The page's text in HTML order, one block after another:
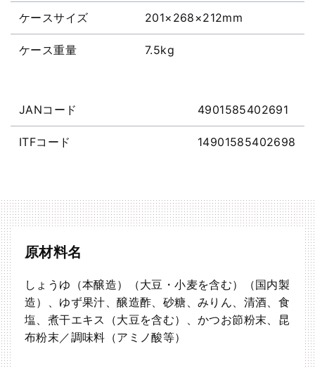
ケースサイズ 201×268×212mm
ケース重量 7.5kg
JANコード 4901585402691
ITFコード 14901585402698
原材料名
しょうゆ（本醸造）（大豆・小麦を含む）（国内製
造）、ゆず果汁、醸造酢、砂糖、みりん、清酒、食
塩、煮干エキス（大豆を含む）、かつお節粉末、昆
布粉末／調味料（アミノ酸等）